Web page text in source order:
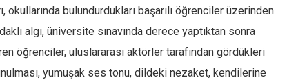
okullarında bulundurdukları başarılı öğrenciler üzerinden
algı, üniversite sınavında derece yaptıktan sonra
öğrenciler, uluslararası aktörler tarafından gördükleri
yumuşak ses tonu, dildeki nezaket, kendilerine